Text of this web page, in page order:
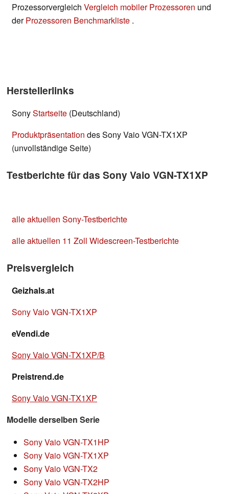
Prozessorvergleich Vergleich mobiler Prozessoren und
derProzessoren Benchmarkliste .
Herstellerlinks
SonyStartseite (Deutschland)
Produktpräsentation des Sony Vaio VGN-TX1XP
(unvollständige Seite)
Testberichte für das Sony Vaio VGN-TX1XP
alle aktuellen Sony-Testberichte
alle aktuellen 11 Zoll Widescreen-Testberichte
Preisvergleich
Geizhals.at
Sony Vaio VGN-TX1XP
eVendi.de
Sony Vaio VGN-TX1XP/B
Preistrend.de
Sony Vaio VGN-TX1XP
Modelle derselben Serie
Sony Vaio VGN-TX1HP
Sony Vaio VGN-TX1XP
Sony Vaio VGN-TX2
Sony Vaio VGN-TX2HP